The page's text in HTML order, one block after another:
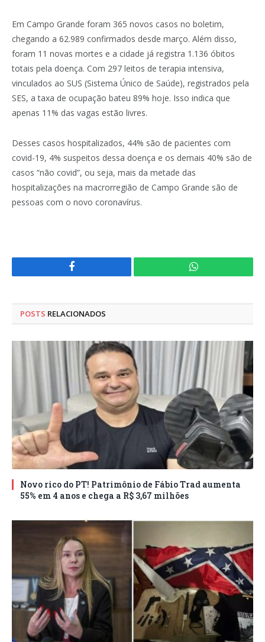
Em Campo Grande foram 365 novos casos no boletim,
chegando a 62.989 confirmados desde março. Além disso,
foram 11 novas mortes e a cidade já registra 1.136 óbitos
totais pela doença. Com 297 leitos de terapia intensiva,
vinculados ao SUS (Sistema Único de Saúde), registrados pela
SES, a taxa de ocupação bateu 89% hoje. Isso indica que
apenas 11% das vagas estão livres.
Desses casos hospitalizados, 44% são de pacientes com
covid-19, 4% suspeitos dessa doença e os demais 40% são de
casos “não covid”, ou seja, mais da metade das
hospitalizações na macrorregião de Campo Grande são de
pessoas com o novo coronavírus.
Facebook WhatsApp
POSTS RELACIONADOS
Novo rico do PT! Patrimônio de Fábio Trad aumenta
55% em 4 anos e chega a R$ 3,67 milhões